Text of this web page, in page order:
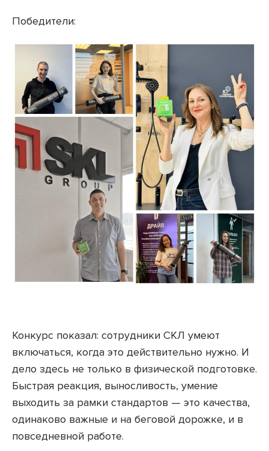
Победители:
Конкурс показал: сотрудники СКЛ умеют
включаться, когда это действительно нужно. И
дело здесь не только в физической подготовке.
Быстрая реакция, выносливость, умение
выходить за рамки стандартов — это качества,
одинаково важные и на беговой дорожке, и в
повседневной работе.